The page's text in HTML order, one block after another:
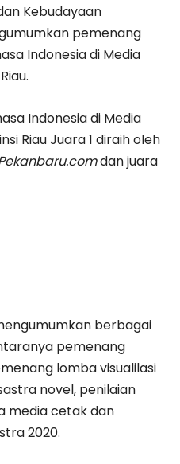
Kebudayaan
pemenang
Indonesia di Media
Indonesia di Media
Riau Juara 1 diraih oleh
dan juara
berbagai
pemenang
lomba visualilasi
novel, penilaian
media cetak dan
2020.